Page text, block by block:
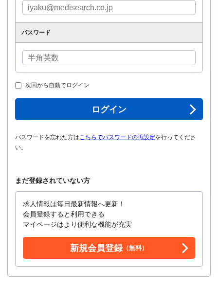
パスワード
次回から自動でログイン
ログイン
パスワードを忘れた方はこちらでパスワードの再設定を行ってくださ
い。
まだ登録されていない方
求人情報は毎日最新情報へ更新！
会員登録すると利用できる
マイページはより便利な機能が充実
新規会員登録（無料）